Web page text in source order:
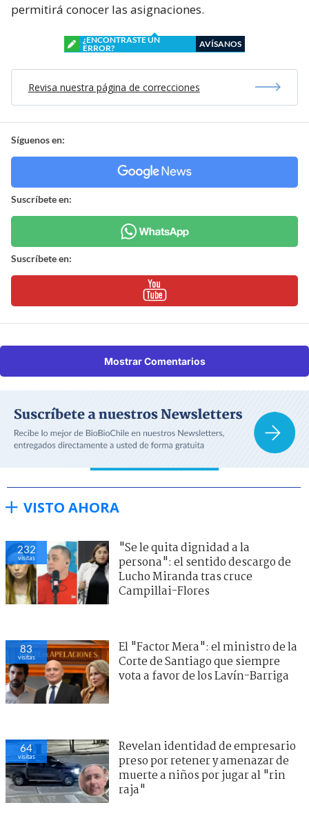
permitirá conocer las asignaciones.
¿ENCONTRASTE UN
ERROR?
AVÍSANOS
Revisa nuestra página de correcciones
Síguenos en:
Suscríbete en:
Suscríbete en:
Mostrar Comentarios
VISTO AHORA
232
visitas
"Se le quita dignidad a la
persona": el sentido descargo de
Lucho Miranda tras cruce
Campillai-Flores
83
visitas
El "Factor Mera": el ministro de la
Corte de Santiago que siempre
vota a favor de los Lavín-Barriga
64
visitas
Revelan identidad de empresario
preso por retener y amenazar de
muerte a niños por jugar al "rin
raja"